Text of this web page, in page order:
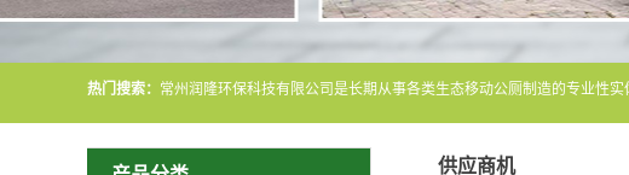
热门搜索：
供应商机